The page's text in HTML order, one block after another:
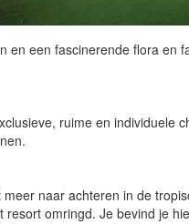
en een fascinerende flora en
ruime en individuele
naar achteren in de
resort omringd. Je bevind je